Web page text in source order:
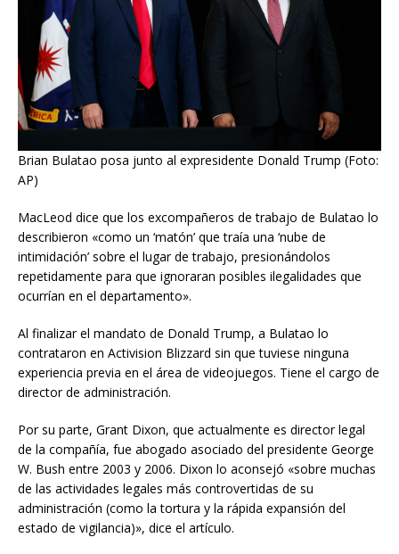
Brian Bulatao posa junto al expresidente Donald Trump (Foto:
AP)
MacLeod dice que los excompañeros de trabajo de Bulatao lo
describieron «como un ‘matón’ que traía una ‘nube de
intimidación’ sobre el lugar de trabajo, presionándolos
repetidamente para que ignoraran posibles ilegalidades que
ocurrían en el departamento».
Al finalizar el mandato de Donald Trump, a Bulatao lo
contrataron en Activision Blizzard sin que tuviese ninguna
experiencia previa en el área de videojuegos. Tiene el cargo de
director de administración.
Por su parte, Grant Dixon, que actualmente es director legal
de la compañía, fue abogado asociado del presidente George
W. Bush entre 2003 y 2006. Dixon lo aconsejó «sobre muchas
de las actividades legales más controvertidas de su
administración (como la tortura y la rápida expansión del
estado de vigilancia)», dice el artículo.